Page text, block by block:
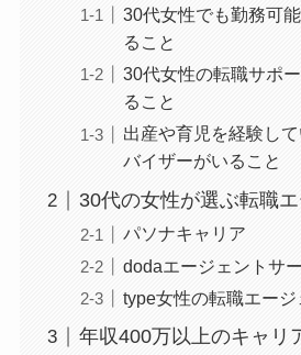
30代女性でも勤務可
ること
30代女性の転職サポ
ること
出産や育児を経験し
バイザーがいること
30代の女性が選ぶ転職
パソナキャリア
dodaエージェントサ
type女性の転職エージ
年収400万以上のキャリ